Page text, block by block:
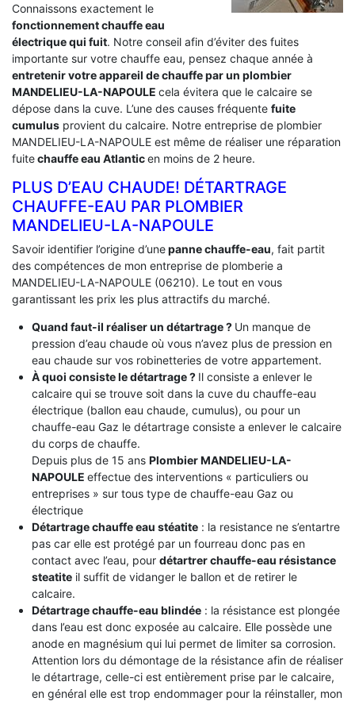
Connaissons exactement le
fonctionnement chauffe eau
électrique qui fuit. Notre conseil afin d’éviter des fuites
importante sur votre chauffe eau, pensez chaque année à
entretenir votre appareil de chauffe par un plombier
MANDELIEU-LA-NAPOULE cela évitera que le calcaire se
dépose dans la cuve. L’une des causes fréquente fuite
cumulus provient du calcaire. Notre entreprise de plombier
MANDELIEU-LA-NAPOULE est même de réaliser une réparation
fuitechauffe eau Atlanticen moins de 2 heure.
PLUS D’EAU CHAUDE! DÉTARTRAGE
CHAUFFE-EAU PAR PLOMBIER
MANDELIEU-LA-NAPOULE
Savoir identifier l’origine d’unepanne chauffe-eau, fait partit
des compétences de mon entreprise de plomberie a
MANDELIEU-LA-NAPOULE (06210). Le tout en vous
garantissant les prix les plus attractifs du marché.
Quand faut-il réaliser un détartrage ? Un manque de
pression d’eau chaude où vous n’avez plus de pression en
eau chaude sur vos robinetteries de votre appartement.
À quoi consiste le détartrage ? Il consiste a enlever le
calcaire qui se trouve soit dans la cuve du chauffe-eau
électrique (ballon eau chaude, cumulus), ou pour un
chauffe-eau Gaz le détartrage consiste a enlever le calcaire
du corps de chauffe.
Depuis plus de 15 ans Plombier MANDELIEU-LA-
NAPOULE effectue des interventions « particuliers ou
entreprises » sur tous type de chauffe-eau Gaz ou
électrique
Détartrage chauffe eau stéatite: la resistance ne s’entartre
pas car elle est protégé par un fourreau donc pas en
contact avec l’eau, pour détartrer chauffe-eau résistance
steatiteil suffit de vidanger le ballon et de retirer le
calcaire.
Détartrage chauffe-eau blindée: la résistance est plongée
dans l’eau est donc exposée au calcaire. Elle possède une
anode en magnésium qui lui permet de limiter sa corrosion.
Attention lors du démontage de la résistance afin de réaliser
le détartrage, celle-ci est entièrement prise par le calcaire,
en général elle est trop endommager pour la réinstaller, mon